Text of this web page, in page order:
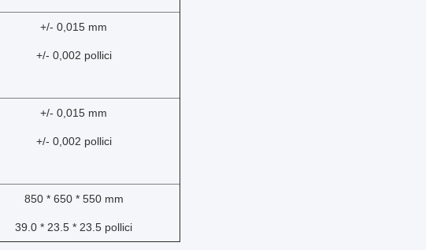
+/- 0,015 mm
+/- 0,002 pollici
+/- 0,015 mm
+/- 0,002 pollici
850 * 650 * 550 mm
39.0 * 23.5 * 23.5 pollici